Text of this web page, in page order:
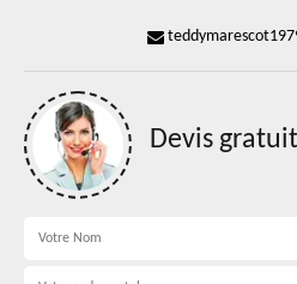
Devis gratuit